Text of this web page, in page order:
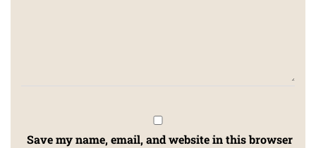
Save my name, email, and website in this browser